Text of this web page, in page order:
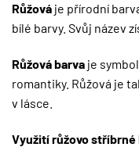
Růžová je přírodní
bílé barvy. Svůj název
Růžová barva je
romantiky. Růžová je
v lásce.
Využití růžovo